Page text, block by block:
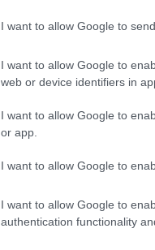
I want to allow Google to
I want to allow Google to
web or device identifiers in
I want to allow Google to
or app.
I want to allow Google to
I want to allow Google to
authentication functionality